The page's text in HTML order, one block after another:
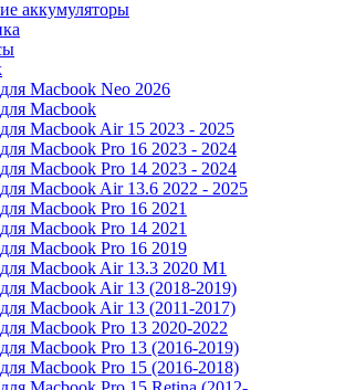
аккумуляторы
Macbook Neo 2026
Macbook
Macbook Air 15 2023 - 2025
Macbook Pro 16 2023 - 2024
Macbook Pro 14 2023 - 2024
Macbook Air 13.6 2022 - 2025
Macbook Pro 16 2021
Macbook Pro 14 2021
Macbook Pro 16 2019
Macbook Air 13.3 2020 M1
Macbook Air 13 (2018-2019)
Macbook Air 13 (2011-2017)
Macbook Pro 13 2020-2022
Macbook Pro 13 (2016-2019)
Macbook Pro 15 (2016-2018)